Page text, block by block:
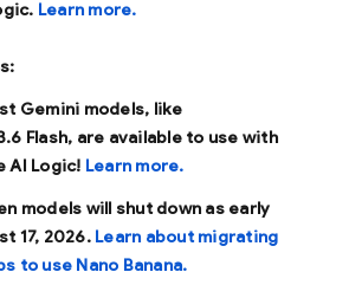
Learn more.
Gemini models, like
Flash, are available to use with
AI Logic! Learn more.
models will shut down as early
17, 2026. Learn about migrating
to use Nano Banana.